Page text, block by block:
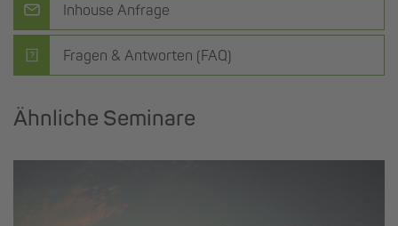
Inhouse Anfrage
Fragen & Antworten (FAQ)
Ähnliche Seminare